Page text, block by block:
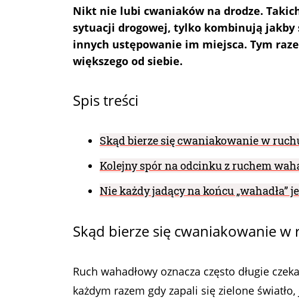
Nikt nie lubi cwaniaków na drodze.
sytuacji drogowej, tylko kombinują jakby
innych ustępowanie im miejsca. Tym
większego od siebie.
Spis treści
Skąd bierze się cwaniakowanie w
Kolejny spór na odcinku z ruchem
Nie każdy jadący na końcu „wahadła”
Skąd bierze się cwaniakowanie w
Ruch wahadłowy oznacza często długie
każdym razem gdy zapali się zielone